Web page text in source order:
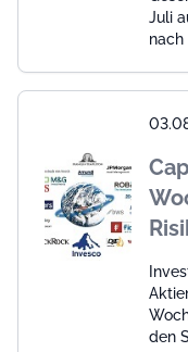
Juli
nach
den